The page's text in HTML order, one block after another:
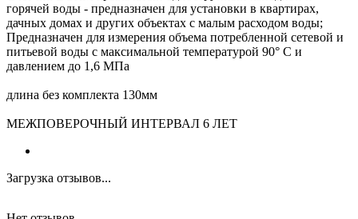
горячей воды - предназначен для установки в квартирах,
дачных домах и других объектах с малым расходом воды;
Предназначен для измерения объема потребленной сетевой и
питьевой воды с максимальной температурой 90° C и
давлением до 1,6 МПа
длина без комплекта 130мм
МЕЖПОВЕРОЧНЫЙ ИНТЕРВАЛ 6 ЛЕТ
Загрузка отзывов...